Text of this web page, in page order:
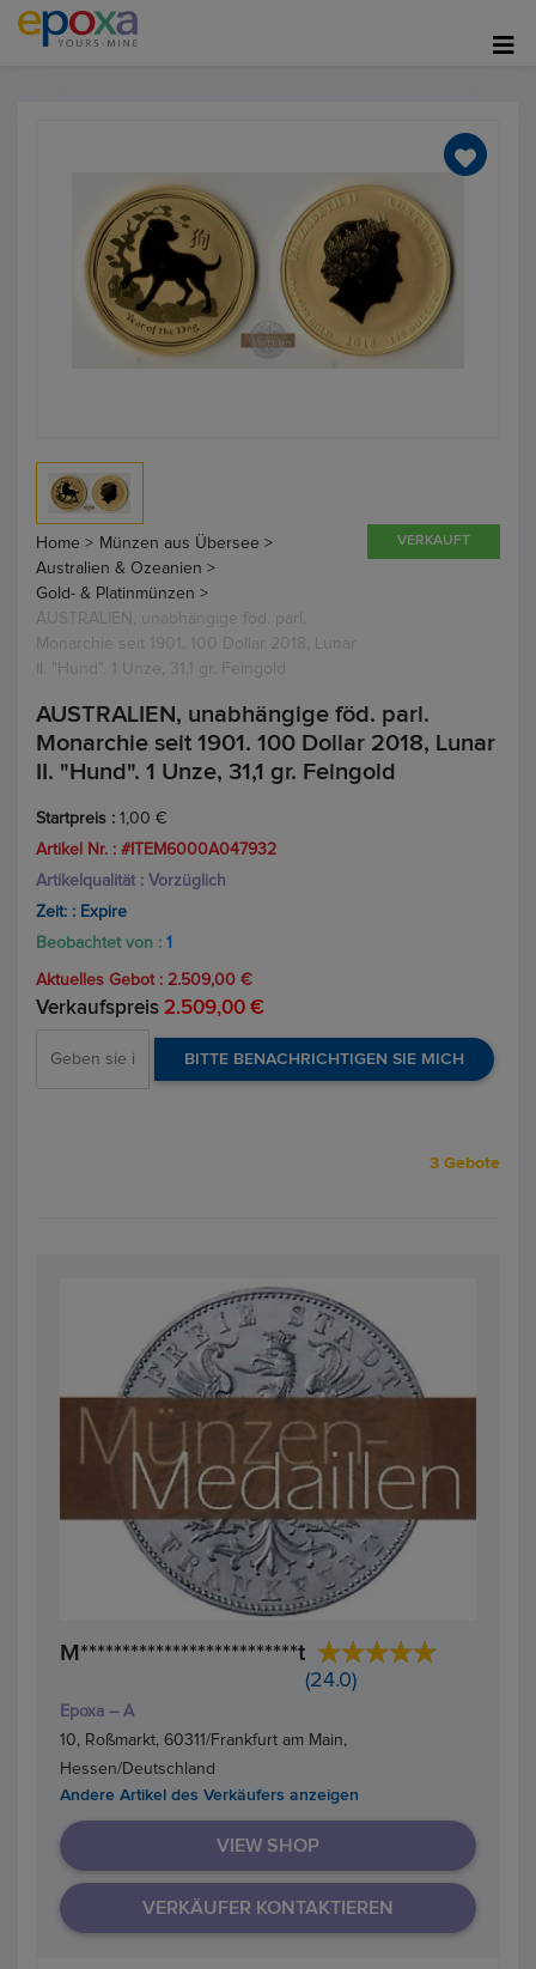
Home > Münzen aus Übersee >
Australien & Ozeanien >
Gold- & Platinmünzen >
AUSTRALIEN, unabhängige föd. parl.
Monarchie seit 1901. 100 Dollar 2018, Lunar
II. "Hund". 1 Unze, 31,1 gr. Feingold
VERKAUFT
AUSTRALIEN, unabhängige föd. parl.
Monarchie seit 1901. 100 Dollar 2018, Lunar
II. "Hund". 1 Unze, 31,1 gr. Feingold
Startpreis : 1,00 €
Artikel Nr. : #ITEM6000A047932
Artikelqualität : Vorzüglich
Zeit: : Expire
Beobachtet von : 1
Aktuelles Gebot : 2.509,00 €
Verkaufspreis 2.509,00 €
BITTE BENACHRICHTIGEN SIE MICH
3 Gebote
M**************************t
(24.0)
Epoxa – A
10, Roßmarkt, 60311/Frankfurt am Main,
Hessen/Deutschland
Andere Artikel des Verkäufers anzeigen
VIEW SHOP
VERKÄUFER KONTAKTIEREN